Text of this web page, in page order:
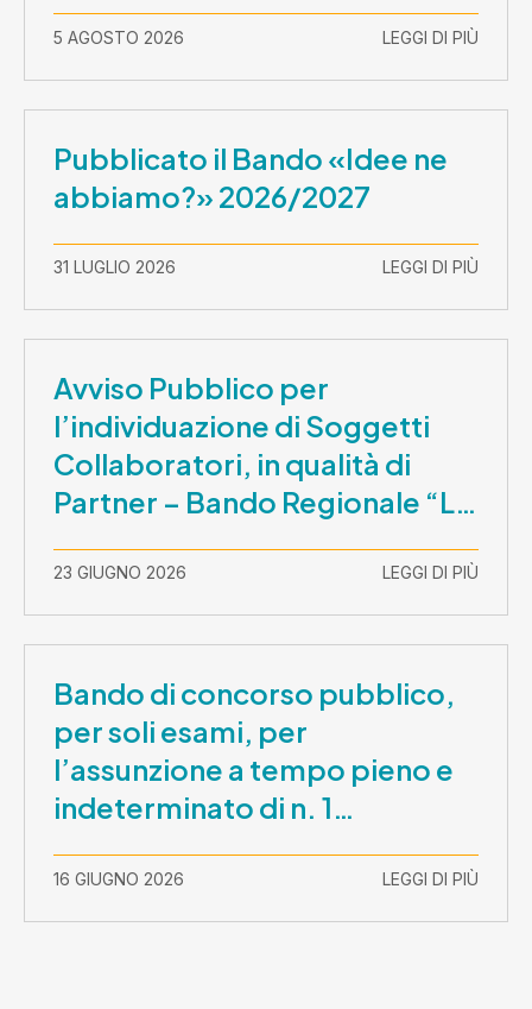
5 AGOSTO 2026 LEGGI DI PIÙ
Pubblicato il Bando «Idee ne
abbiamo?» 2026/2027
31 LUGLIO 2026 LEGGI DI PIÙ
Avviso Pubblico per
l’individuazione di Soggetti
Collaboratori, in qualità di
Partner – Bando Regionale “La
Lombardia è dei Giovani 2026”
– CUP E81B26000210003
23 GIUGNO 2026 LEGGI DI PIÙ
Bando di concorso pubblico,
per soli esami, per
l’assunzione a tempo pieno e
indeterminato di n. 1
Assistente Sociale –
Comunicazione prova scritta e
prova orale
16 GIUGNO 2026 LEGGI DI PIÙ